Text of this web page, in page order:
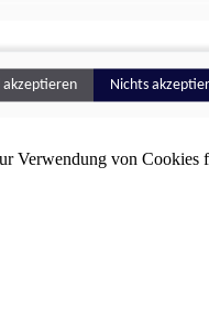
Verwendung von Cookies
akzeptieren Nichts